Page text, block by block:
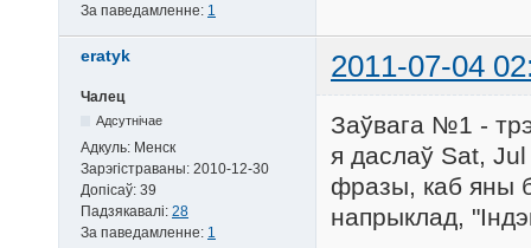
За паведамленне: 1
eratyk 2011-07-04
Чалец
Адсутнічае
Адкуль: Менск
Зарэгістраваны: 2010-12-30
Допісаў: 39
Падзякавалі: 28
За паведамленне: 1
Заўвага №1 -
я даслаў Sat,
фразы, каб яны
напрыклад,